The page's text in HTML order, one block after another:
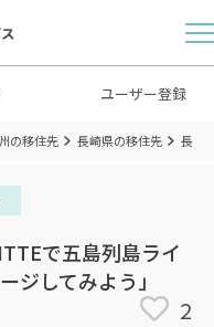
ユーザー登録
の移住先 長崎県の移住先 長崎
で五島列島ライ
ジしてみよう」
2